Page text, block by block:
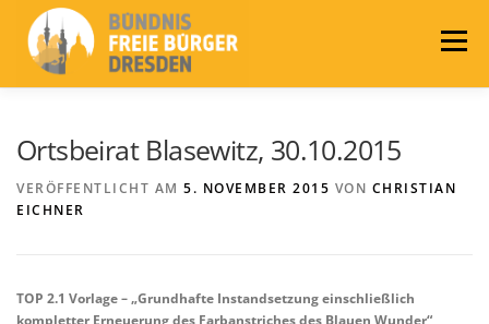
Inhalt
springen
Menü
PRESSE
Ortsbeirat Blasewitz, 30.10.2015
VERÖFFENTLICHT AM 5. NOVEMBER 2015 VON CHRISTIAN
EICHNER
TOP 2.1 Vorlage – „Grundhafte Instandsetzung einschließlich
kompletter Erneuerung des Farbanstriches des Blauen Wunder“